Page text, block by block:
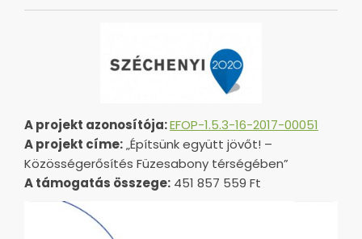
A projekt azonosítója:EFOP-1.5.3-16-2017-00051
A projekt címe:„Építsünk együtt jövőt! –
Közösségerősítés Füzesabony térségében”
A támogatás összege: 451 857 559 Ft